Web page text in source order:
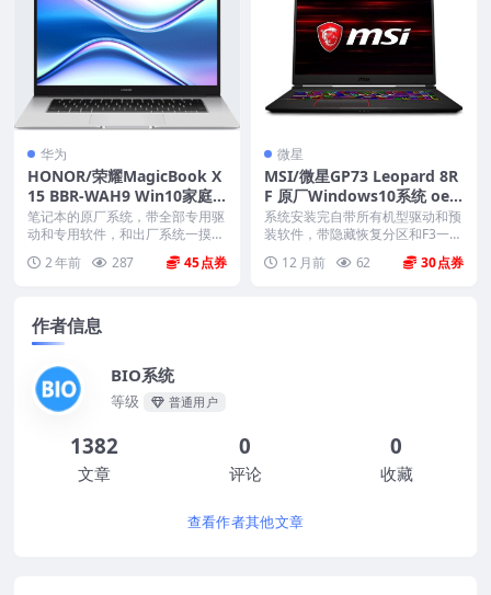
华为
HONOR/荣耀MagicBook X
15 BBR-WAH9 Win10家庭
版 原厂oem系统
笔记本的原厂系统，带全部专用驱
动和专用软件，和出厂系统一摸一
2 年前 287 45
微星
MSI/微星GP73 Leopard 8R
F 原厂Windows10系统 oe
m系统 带F3一键恢复
系统安装完自带所有机型驱动和预
装软件，带隐藏恢复分区和F3一键
12 月前 62 30
作者信息
BIO系统
等级 普通用户
1382
文章
0
评论
0
收藏
查看作者其他文章